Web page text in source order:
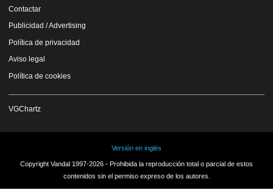
Contactar
Publicidad / Advertising
Política de privacidad
Aviso legal
Política de cookies
VGChartz
Versión en inglés
Copyright Vandal 1997-2026 - Prohibida la reproducción total o parcial de estos
contenidos sin el permiso expreso de los autores.